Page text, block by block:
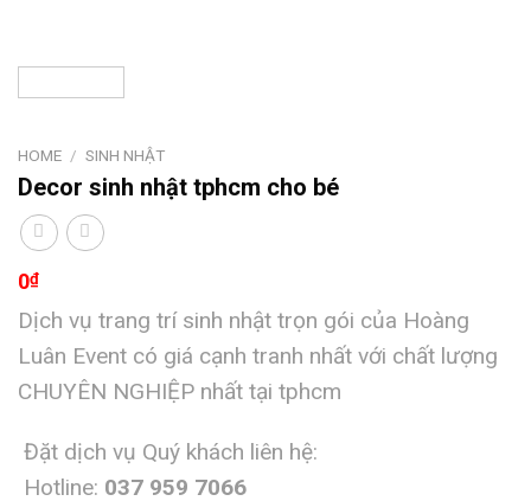
HOME / SINH NHẬT
Decor sinh nhật tphcm cho bé
0₫
Dịch vụ trang trí sinh nhật trọn gói của Hoàng
Luân Event có giá cạnh tranh nhất với chất lượng
CHUYÊN NGHIỆP nhất tại tphcm
Đặt dịch vụ Quý khách liên hệ:
Hotline: 037 959 7066